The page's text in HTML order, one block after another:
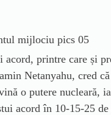
acord, printre care și
Netanyahu, cred
o putere nucleară,
acord în 10-15-25